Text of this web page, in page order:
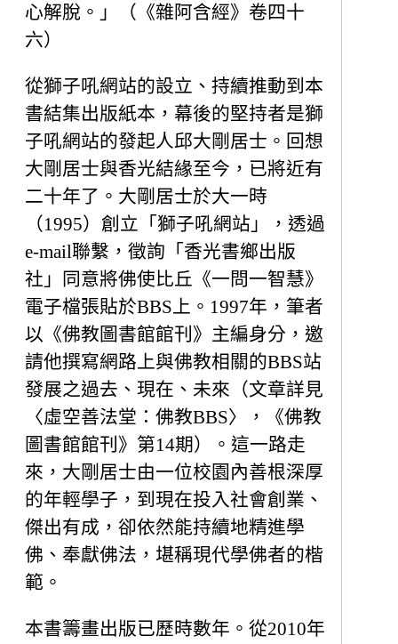
心解脫。」（《雜阿含經》卷四十
六）
從獅子吼網站的設立、持續推動到本
書結集出版紙本，幕後的堅持者是獅
子吼網站的發起人邱大剛居士。回想
大剛居士與香光結緣至今，已將近有
二十年了。大剛居士於大一時
（1995）創立「獅子吼網站」，透過
e-mail聯繫，徵詢「香光書鄉出版
社」同意將佛使比丘《一問一智慧》
電子檔張貼於BBS上。1997年，筆者
以《佛教圖書館館刊》主編身分，邀
請他撰寫網路上與佛教相關的BBS站
發展之過去、現在、未來（文章詳見
〈虛空善法堂：佛教BBS〉，《佛教
圖書館館刊》第14期）。這一路走
來，大剛居士由一位校園內善根深厚
的年輕學子，到現在投入社會創業、
傑出有成，卻依然能持續地精進學
佛、奉獻佛法，堪稱現代學佛者的楷
範。
本書籌畫出版已歷時數年。從2010年